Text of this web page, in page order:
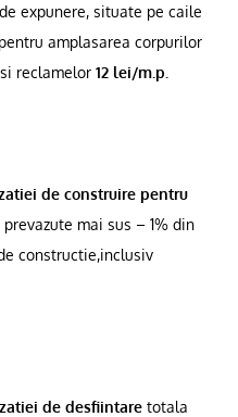
expunere, situate pe caile
amplasarea corpurilor
reclamelor 12 lei/m.p.
de construire pentru
mai sus – 1% din
constructie,inclusiv
de desfiintaretotala